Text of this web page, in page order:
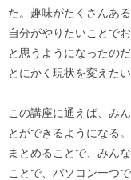
た。趣味がたくさんあ
自分がやりたいことで
と思うようになったの
とにかく現状を変えた
この講座に通えば、み
とができるようになる
まとめることで、みん
ことで、パソコン一つ